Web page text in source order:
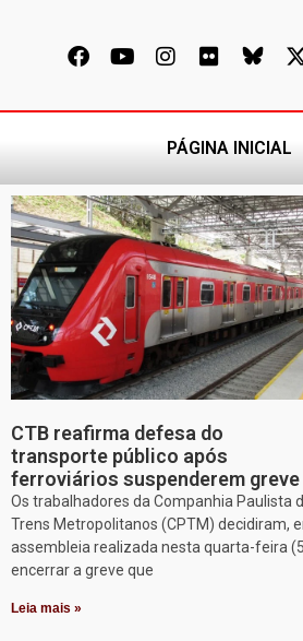
PÁGINA INICIAL
CTB reafirma defesa do
transporte público após
ferroviários suspenderem greve
Os trabalhadores da Companhia Paulista
Trens Metropolitanos (CPTM) decidiram,
assembleia realizada nesta quarta-feira
encerrar a greve que
Leia mais »